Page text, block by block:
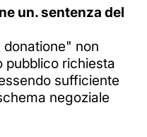
un. sentenza del
non
pubblico richiesta
sufficiente
negoziale